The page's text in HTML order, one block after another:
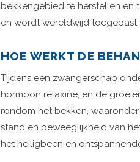
bekkengebied te herstellen en
en wordt wereldwijd
HOE WERKT DE
Tijdens een zwangerschap
hormoon relaxine, en de
rondom het bekken,
stand en beweeglijkheid van
het heiligbeen en